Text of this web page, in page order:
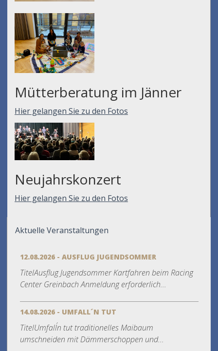
Mütterberatung im Jänner
Hier gelangen Sie zu den Fotos
Neujahrskonzert
Hier gelangen Sie zu den Fotos
Aktuelle Veranstaltungen
12.08.2026 - AUSFLUG JUGENDSOMMER
TitelAusflug Jugendsommer Kartfahren beim Racing
Center Greinbach Anmeldung erforderlich...
14.08.2026 - UMFALL´N TUT
TitelUmfall´n tut traditionelles Maibaum
umschneiden mit Dämmerschoppen und...